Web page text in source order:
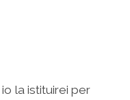
la istituirei per